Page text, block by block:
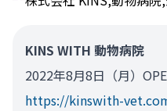
KINS WITH 動物病院
2022年8月8日（月）
https://kinswith-